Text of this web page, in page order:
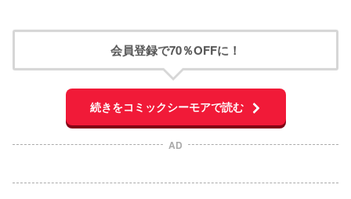
会員登録で70％OFFに！
続きをコミックシーモアで読む
AD